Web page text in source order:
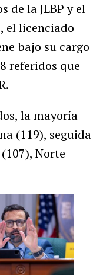
de la JLBP y el
el licenciado
bajo su cargo
referidos que
la mayoría
(119), seguida
Norte